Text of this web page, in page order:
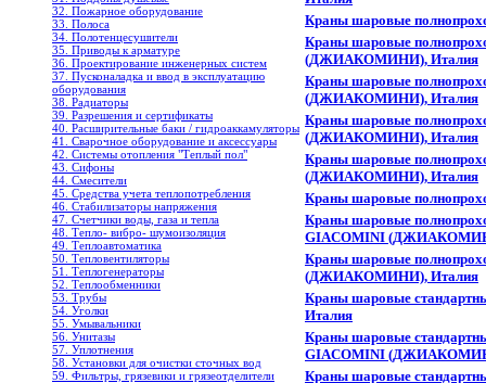
32. Пожарное оборудование
33. Полоса
34. Полотенцесушители
35. Приводы к арматуре
36. Проектирование инженерных систем
37. Пусконаладка и ввод в эксплуатацию
оборудования
38. Радиаторы
39. Разрешения и сертификаты
40. Расширительные баки / гидроаккамуляторы
41. Сварочное оборудование и аксессуары
42. Системы отопления "Теплый пол"
43. Сифоны
44. Смесители
45. Средства учета теплопотребления
46. Стабилизаторы напряжения
47. Счетчики воды, газа и тепла
48. Тепло- вибро- шумоизоляция
49. Теплоавтоматика
50. Тепловентиляторы
51. Теплогенераторы
52. Теплообменники
53. Трубы
54. Уголки
55. Умывальники
56. Унитазы
57. Уплотнения
58. Установки для очистки сточных вод
59. Фильтры, грязевики и грязеотделители
Краны шаровые
Краны шаровые
(ДЖИАКОМИНИ), Италия
Краны шаровые
(ДЖИАКОМИНИ), Италия
Краны шаровые
(ДЖИАКОМИНИ), Италия
Краны шаровые
(ДЖИАКОМИНИ), Италия
Краны шаровые
Краны шаровые
GIACOMINI
Краны шаровые
(ДЖИАКОМИНИ), Италия
Краны шаровые
Италия
Краны шаровые
GIACOMINI
Краны шаровые